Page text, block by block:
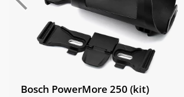
Řetěz: Sram GX Eagle T-Type,
Sram GX Eagle Cranks,
Cane Creek 50 IS
Ráfky: Reserve 30|HD AL 6069
Bosch PowerMore 250 (kit)